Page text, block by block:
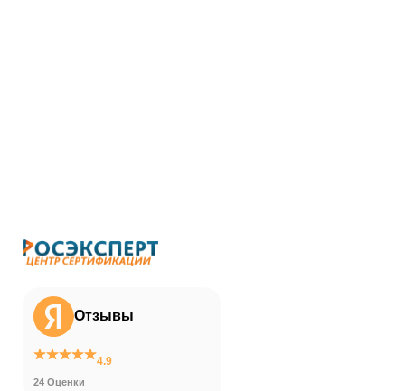
Отзывы
4.9
24 Оценки